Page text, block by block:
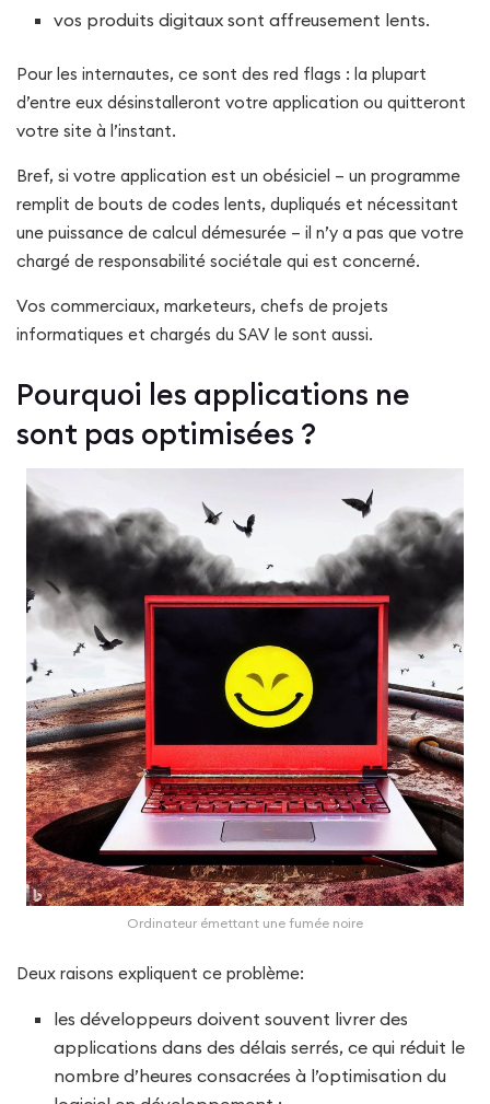
vos produits digitaux sont affreusement lents.
Pour les internautes, ce sont des red flags : la plupart
d’entre eux désinstalleront votre application ou quitteront
votre site à l’instant.
Bref, si votre application est un obésiciel – un programme
remplit de bouts de codes lents, dupliqués et nécessitant
une puissance de calcul démesurée – il n’y a pas que votre
chargé de responsabilité sociétale qui est concerné.
Vos commerciaux, marketeurs, chefs de projets
informatiques et chargés du SAV le sont aussi.
Pourquoi les applications ne
sont pas optimisées ?
Ordinateur émettant une fumée noire
Deux raisons expliquent ce problème:
les développeurs doivent souvent livrer des
applications dans des délais serrés, ce qui réduit le
nombre d’heures consacrées à l’optimisation du